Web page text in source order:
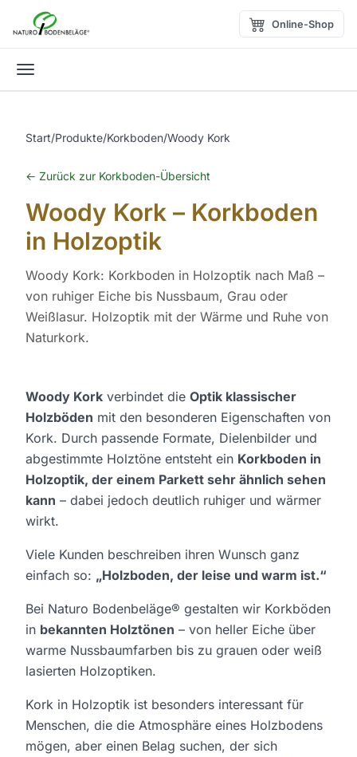
Zum Inhalt springen
Online-Shop
Menü öffnen
Start/Produkte/Korkboden/Woody Kork
← Zurück zur Korkboden-Übersicht
Woody Kork – Korkboden
in Holzoptik
Woody Kork: Korkboden in Holzoptik nach Maß –
von ruhiger Eiche bis Nussbaum, Grau oder
Weißlasur. Holzoptik mit der Wärme und Ruhe von
Naturkork.
Woody Kork verbindet die Optik klassischer
Holzböden mit den besonderen Eigenschaften von
Kork. Durch passende Formate, Dielenbilder und
abgestimmte Holztöne entsteht ein Korkboden in
Holzoptik, der einem Parkett sehr ähnlich sehen
kann – dabei jedoch deutlich ruhiger und wärmer
wirkt.
Viele Kunden beschreiben ihren Wunsch ganz
einfach so: „Holzboden, der leise und warm ist.“
Bei Naturo Bodenbeläge® gestalten wir Korkböden
in bekannten Holztönen – von heller Eiche über
warme Nussbaumfarben bis zu grauen oder weiß
lasierten Holzoptiken.
Kork in Holzoptik ist besonders interessant für
Menschen, die die Atmosphäre eines Holzbodens
mögen, aber einen Belag suchen, der sich